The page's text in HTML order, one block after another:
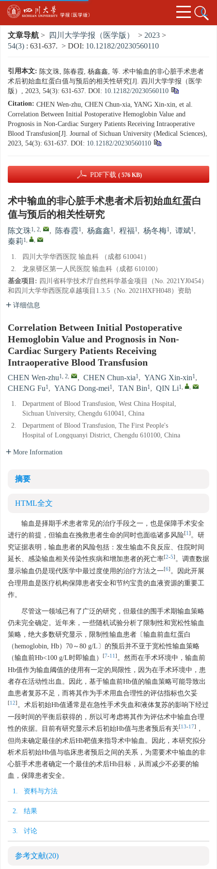
文章导航 > 四川大学学报（医学版） > 2023 >
54(3) : 631-637. > DOI: 10.12182/20230560110
引用本文: 陈文珠, 陈春霞, 杨鑫鑫, 等. 术中输血的非心脏手术患者
术后初始血红蛋白值与预后的相关性研究[J]. 四川大学学报（医学
版）, 2023, 54(3): 631-637. DOI: 10.12182/20230560110
Citation: CHEN Wen-zhu, CHEN Chun-xia, YANG Xin-xin, et al.
Correlation Between Initial Postoperative Hemoglobin Value and
Prognosis in Non-Cardiac Surgery Patients Receiving Intraoperative
Blood Transfusion[J]. Journal of Sichuan University (Medical Sciences),
2023, 54(3): 631-637. DOI: 10.12182/20230560110
PDF下载 ( 576 KB)
术中输血的非心脏手术患者术后初始血红蛋白
值与预后的相关性研究
陈文珠1, 2, , 陈春霞1, 杨鑫鑫1, 程福1, 杨冬梅1, 谭斌1,
秦莉1, ,
1.
四川大学华西医院 输血科 （成都 610041）
2.
龙泉驿区第一人民医院 输血科（成都 610100）
基金项目: 四川省科学技术厅自然科学基金项目（No. 2021YJ0454）
和四川大学华西医院卓越项目1.3.5（No. 2021HXFH048）资助
详细信息
Correlation Between Initial Postoperative
Hemoglobin Value and Prognosis in Non-
Cardiac Surgery Patients Receiving
Intraoperative Blood Transfusion
CHEN Wen-zhu1, 2, , CHEN Chun-xia1, YANG Xin-xin1,
CHENG Fu1, YANG Dong-mei1, TAN Bin1, QIN Li1, ,
1.
Department of Blood Transfusion, West China Hospital,
Sichuan University, Chengdu 610041, China
2.
Department of Blood Transfusion, The First People's
Hospital of Longquanyi District, Chengdu 610100, China
More Information
摘要
HTML全文
输血是择期手术患者常见的治疗手段之一，也是保障手术安全
进行的前提，但输血在挽救患者生命的同时也面临诸多风险[1] 。研
究证据表明，输血患者的风险包括：发生输血不良反应、住院时间
延长、感染输血相关传染性疾病和增加患者的死亡率[2-5] 。调查数据
显示输血仍是现代医学中最过度使用的治疗方法之一[6] 。因此开展
合理用血是医疗机构保障患者安全和节约宝贵的血液资源的重要工
作。
尽管这一领域已有了广泛的研究，但最佳的围手术期输血策略
仍未完全确定。近年来，一些随机试验分析了限制性和宽松性输血
策略，绝大多数研究显示，限制性输血患者〔输血前血红蛋白
（hemoglobin, Hb）70～80 g/L〕的预后并不亚于宽松性输血策略
（输血前Hb<100 g/L时即输血）
[7-11] 。然而在手术环境中，输血前
Hb值作为输血阈值的使用有一定的局限性，因为在手术环境中，患
者存在活动性出血。因此，基于输血前Hb值的输血策略可能导致出
血患者复苏不足，而将其作为手术用血合理性的评估指标也欠妥
[12] 。术后初始Hb值通常是在急性手术失血和液体复苏的影响下经过
一段时间的平衡后获得的，所以可考虑将其作为评估术中输血合理
性的依据。目前有研究显示术后初始Hb值与患者预后有关[13-17]
，
但尚未确定最佳的术后Hb靶值来指导术中输血。因此，本研究拟分
析术后初始Hb值与临床患者预后之间的关系，为需要术中输血的非
心脏手术患者确定一个最佳的术后Hb目标，从而减少不必要的输
血，保障患者安全。
1. 资料与方法
2. 结果
3. 讨论
参考文献(20)